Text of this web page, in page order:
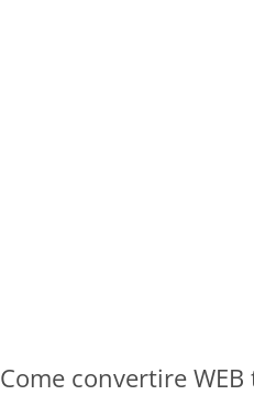
Come convertire